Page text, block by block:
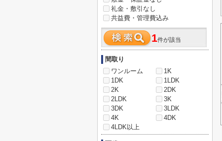
礼金・敷引なし
共益費・管理費込み
1件が該当
間取り
ワンルーム
1K
1DK
1LDK
2K
2DK
2LDK
3K
3DK
3LDK
4K
4DK
4LDK以上